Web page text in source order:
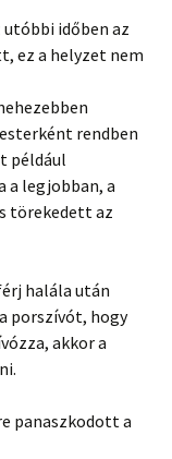
időben az
ez a helyzet nem
rendben
például
a legjobban, a
törekedett az
halála után
porszívót, hogy
akkor a
panaszkodott a